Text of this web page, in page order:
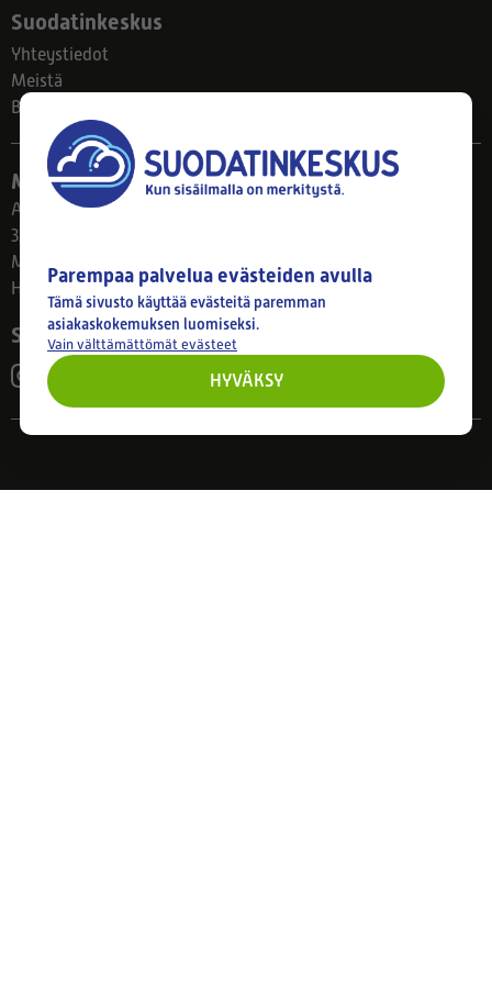
Suodatinkeskus
Yhteystiedot
Meistä
Blogi
Myymälä
Ahlmanintie 61
33800 Tampere
Ma–Pe 8–17
Huom! Myymälän poikkeusaukiolot: 27.7.-21.8. klo 8-16
Seuraa meitä
Parempaa palvelua evästeiden avulla
Tämä sivusto käyttää evästeitä paremman
asiakaskokemuksen luomiseksi.
Vain välttämättömät evästeet
HYVÄKSY